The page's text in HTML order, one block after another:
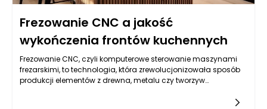
Frezowanie CNC a jakość
wykończenia frontów kuchennych
Frezowanie CNC, czyli komputerowe sterowanie maszynami
frezarskimi, to technologia, która zrewolucjonizowała sposób
produkcji elementów z drewna, metalu czy tworzyw